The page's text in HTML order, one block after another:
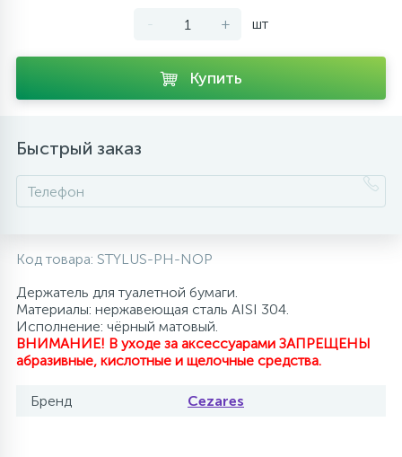
Напольные смесители
- + шт
Купить
Быстрый заказ
Код товара: STYLUS-PH-NOP
Держатель для туалетной бумаги.
Материалы: нержавеющая сталь AISI 304.
Исполнение: чёрный матовый.
ВНИМАНИЕ! В уходе за аксессуарами ЗАПРЕЩЕНЫ
абразивные, кислотные и щелочные средства.
Бренд Cezares